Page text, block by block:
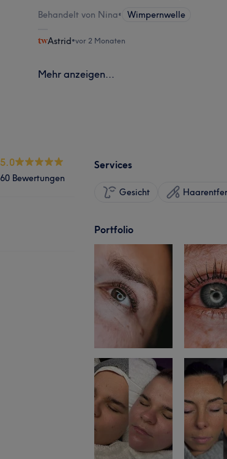
Behandelt von Nina• Wimpernwelle
Astrid•vor 2 Monaten
Mehr anzeigen...
5.0
60 Bewertungen
Services
Gesicht
Portfolio